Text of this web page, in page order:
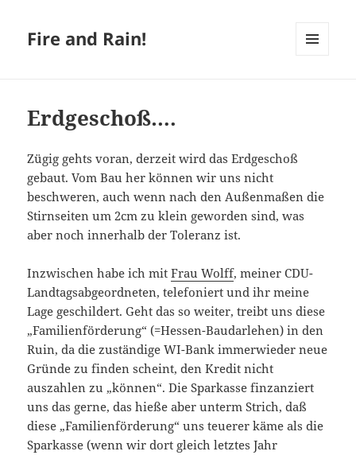
Fire and Rain!
Erdgeschoß….
Zügig gehts voran, derzeit wird das Erdgeschoß
gebaut. Vom Bau her können wir uns nicht
beschweren, auch wenn nach den Außenmaßen die
Stirnseiten um 2cm zu klein geworden sind, was
aber noch innerhalb der Toleranz ist.
Inzwischen habe ich mitFrau Wolff, meiner CDU-
Landtagsabgeordneten, telefoniert und ihr meine
Lage geschildert. Geht das so weiter, treibt uns diese
„Familienförderung“ (=Hessen-Baudarlehen) in den
Ruin, da die zuständige WI-Bank immerwieder neue
Gründe zu finden scheint, den Kredit nicht
auszahlen zu „können“. Die Sparkasse finzanziert
uns das gerne, das hieße aber unterm Strich, daß
diese „Familienförderung“ uns teuerer käme als die
Sparkasse (wenn wir dort gleich letztes Jahr